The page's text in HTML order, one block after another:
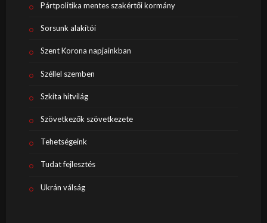
Pártpolitika mentes szakértői kormány
Sorsunk alakítói
Szent Korona napjainkban
Széllel szemben
Szkíta hitvilág
Szövetkezők szövetkezete
Tehetségeink
Tudat fejlesztés
Ukrán válság